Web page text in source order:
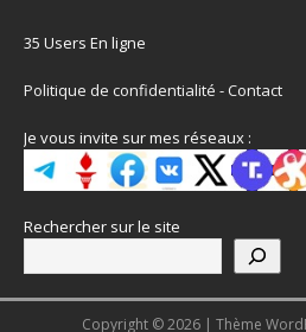
35 Users En ligne
Politique de confidentialité -Contact
Je vous invite sur mes réseaux :
Rechercher sur le site
Copyright © 2026 | Thème